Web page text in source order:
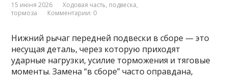
15 июня 2026
Ходовая часть, подвеска,
тормоза
Комментарии: 0
Нижний рычаг передней подвески в сборе — это
несущая деталь, через которую приходят
ударные нагрузки, усилие торможения и тяговые
моменты. Замена “в сборе” часто оправдана,